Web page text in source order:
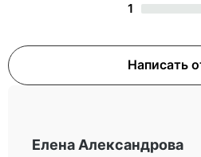
1
Написать
Елена Александрова